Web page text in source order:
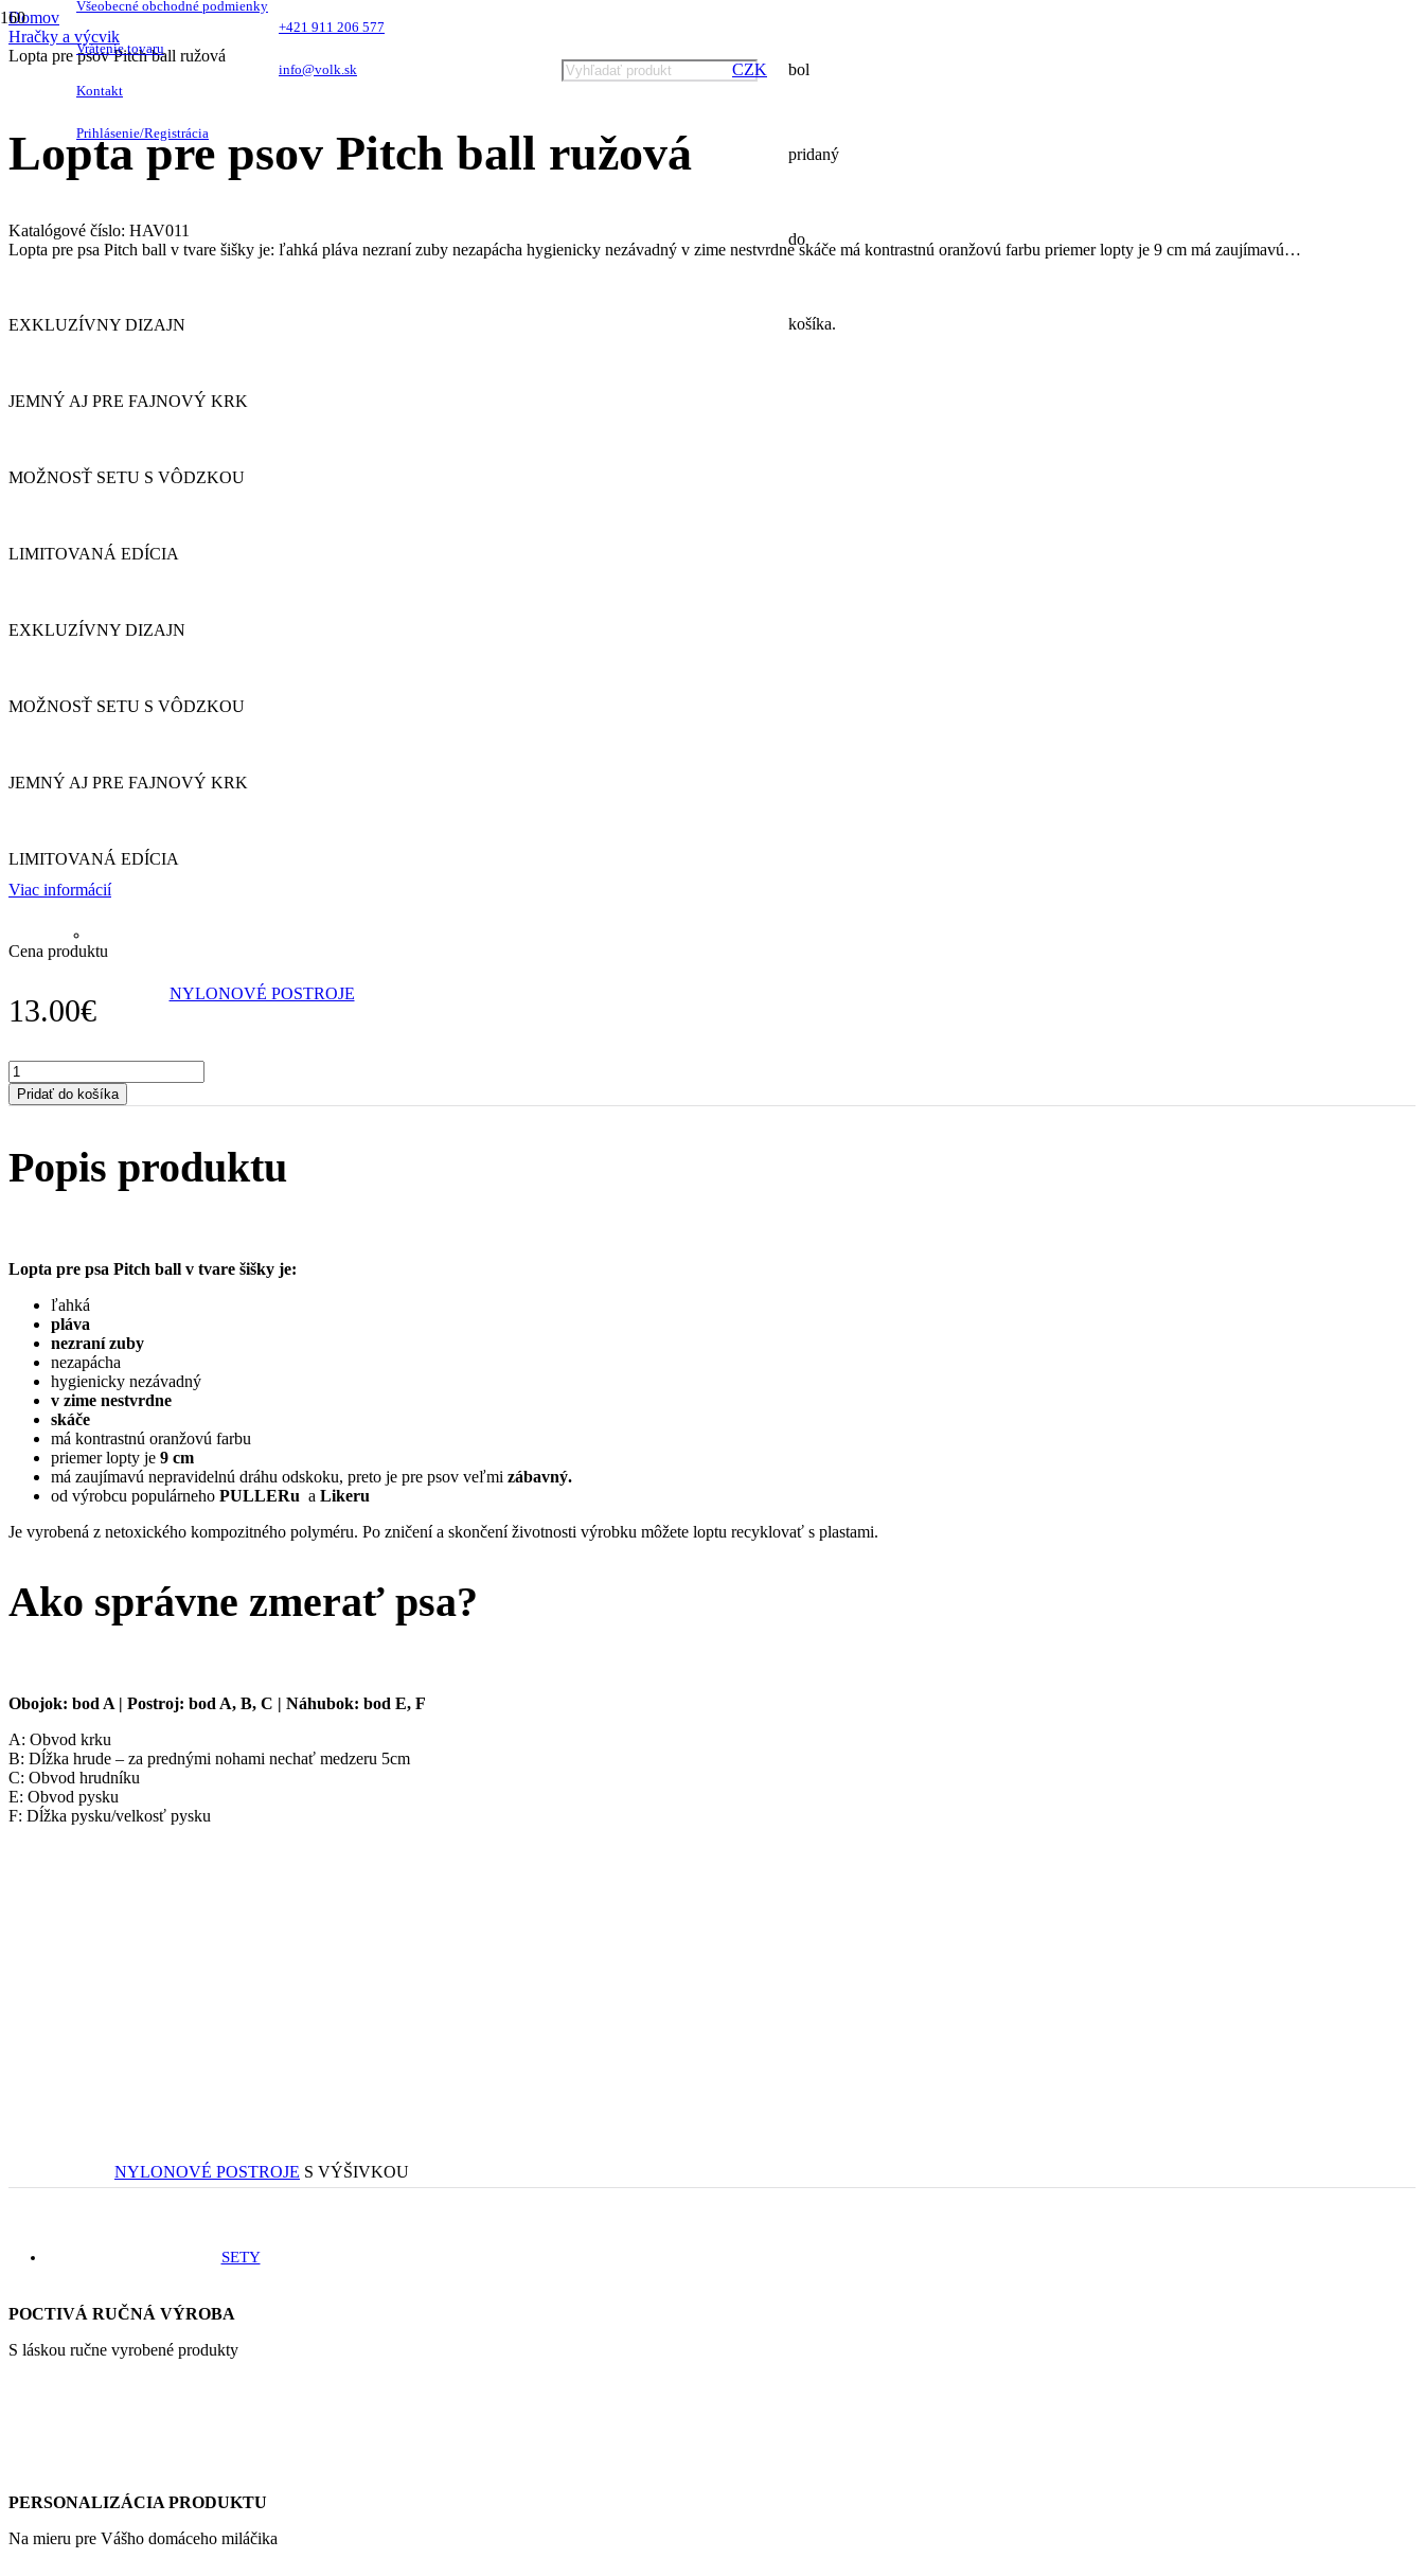
Všeobecné obchodné podmienky
Vrátenie tovaru
Kontakt
Prihlásenie/Registrácia
+421 911 206 577
info@volk.sk search CZK bol
pridaný
do
košíka.
NYLONOVÉ POSTROJE
NYLONOVÉ POSTROJE S VÝŠIVKOU
SETY
Domov
Hračky a výcvik
Lopta pre psov Pitch ball ružová
Lopta pre psov Pitch ball ružová
Katalógové číslo: HAV011
Lopta pre psa Pitch ball v tvare šišky je: ľahká pláva nezraní zuby nezapácha hygienicky nezávadný v zime nestvrdne skáče má kontrastnú oranžovú farbu priemer lopty je 9 cm má zaujímavú…
EXKLUZÍVNY DIZAJN
JEMNÝ AJ PRE FAJNOVÝ KRK
MOŽNOSŤ SETU S VÔDZKOU
LIMITOVANÁ EDÍCIA
EXKLUZÍVNY DIZAJN
MOŽNOSŤ SETU S VÔDZKOU
JEMNÝ AJ PRE FAJNOVÝ KRK
LIMITOVANÁ EDÍCIA
Viac informácií
Cena produktu
13.00€
množstvo
Lopta
pre
ball
ružová
Pridať do košíka
Popis produktu
Lopta pre psa Pitch ball v tvare šišky je:
ľahká
pláva
nezraní zuby
nezapácha
hygienicky nezávadný
v zime nestvrdne
skáče
má kontrastnú oranžovú farbu
priemer lopty je 9 cm
má zaujímavú nepravidelnú dráhu odskoku, preto je pre psov veľmi zábavný.
od výrobcu populárneho PULLERu a Likeru
Je vyrobená z netoxického kompozitného polyméru. Po zničení a skončení životnosti výrobku môžete loptu recyklovať s plastami.
Ako správne zmerať psa?
Obojok: bod A | Postroj: bod A, B, C | Náhubok: bod E, F
A: Obvod krku
B: Dĺžka hrude – za prednými nohami nechať medzeru 5cm
C: Obvod hrudníku
E: Obvod pysku
F: Dĺžka pysku/velkosť pysku
POCTIVÁ RUČNÁ VÝROBA
S láskou ručne vyrobené produkty
PERSONALIZÁCIA PRODUKTU
Na mieru pre Vášho domáceho miláčika